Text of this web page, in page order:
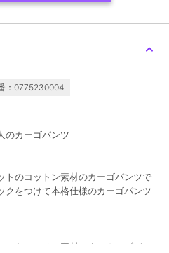
：0775230004
のカーゴパンツ
トのコットン素材のカーゴパンツで
クをつけて本格仕様のカーゴパンツ
トンのチノ素材です。カーゴパン